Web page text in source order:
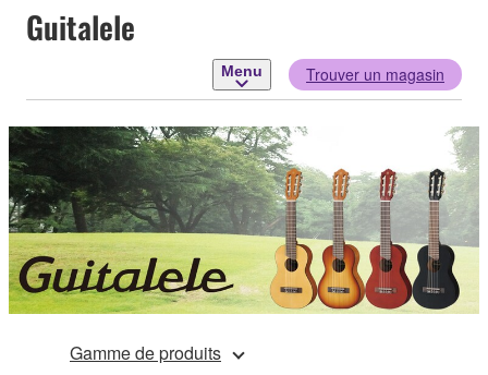
Guitalele
Menu Trouver un magasin
Gamme de produits